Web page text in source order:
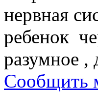
нервная
ребенок
разумное ,
Сообщить